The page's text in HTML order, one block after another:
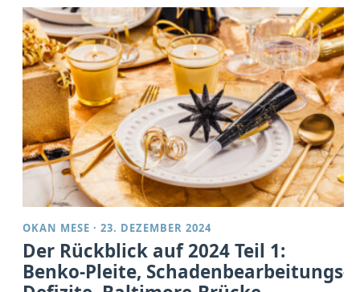
OKAN MESE ·23. DEZEMBER 2024
Der Rückblick auf 2024 Teil 1:
Benko-Pleite, Schadenbearbeitungs-